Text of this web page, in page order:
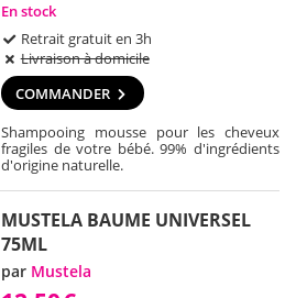
En stock
Retrait gratuit en 3h
Livraison à domicile
COMMANDER
Shampooing mousse pour les cheveux
fragiles de votre bébé. 99% d'ingrédients
d'origine naturelle.
MUSTELA BAUME UNIVERSEL
75ML
par Mustela